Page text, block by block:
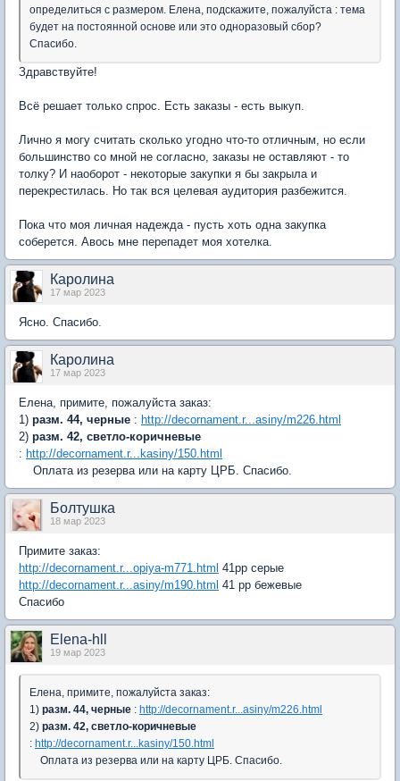
определиться с размером. Елена, подскажите, пожалуйста : тема
будет на постоянной основе или это одноразовый сбор?
Спасибо.
Здравствуйте!
Всё решает только спрос. Есть заказы - есть выкуп.
Лично я могу считать сколько угодно что-то отличным, но если
большинство со мной не согласно, заказы не оставляют - то
толку? И наоборот - некоторые закупки я бы закрыла и
перекрестилась. Но так вся целевая аудитория разбежится.
Пока что моя личная надежда - пусть хоть одна закупка
соберется. Авось мне перепадет моя хотелка.
Каролина
17 мар 2023
Ясно. Спасибо.
Каролина
17 мар 2023
Елена, примите, пожалуйста заказ:
1) разм. 44, черные : http://decornament.r...asiny/m226.html
2) разм. 42, светло-коричневые
: http://decornament.r...kasiny/150.html
Оплата из резерва или на карту ЦРБ. Спасибо.
Болтушка
18 мар 2023
Примите заказ:
http://decornament.r...opiya-m771.html 41рр серые
http://decornament.r...asiny/m190.html 41 рр бежевые
Спасибо
Elena-hll
19 мар 2023
Елена, примите, пожалуйста заказ:
1) разм. 44, черные : http://decornament.r...asiny/m226.html
2) разм. 42, светло-коричневые
: http://decornament.r...kasiny/150.html
Оплата из резерва или на карту ЦРБ. Спасибо.